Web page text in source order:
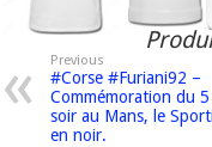
Previous
#Corse #Furiani92 –
Commémoration du 5
soir au Mans, le
en noir.